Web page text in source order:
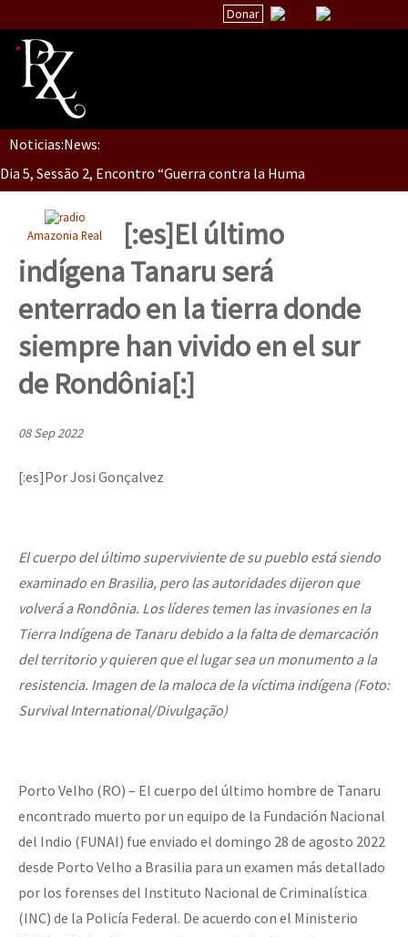
Donar
Inicio
Quiénes Somos
La palabra del EZLN
TEMAS
Chiapas
México
Latinoamérica
La Sexta
Megaproyectos
Presos
Mujeres
Fotorreportaje
Video
Otras secciones
Noticias:News:
Dia 5, Sessão 2, Encontro “Guerra contra la Humanidad”
Dia 5, sessão 1, do Encontro “Guerra contra a Humanidade”(As
Dia 2 do Encontro “Guerra contra a Humanidad”
Dia 1: Encontro “Guerra contra a Humanidade”
[CDMX – 20 julio] Jornadas globales por la libertad de Jesús
“Sonhando a Terra do Bem Virá” se publica no Estado Espanhol
Se o México sabe, que o mundo saiba! Nossas lutas pela
[25 abr – CDMX] Tokín por el CNI: 30 años de Resistencia y
Amazonia Real
[:es]El último
indígena Tanaru será
enterrado en la tierra donde
siempre han vivido en el sur
de Rondônia[:]
08 Sep 2022
[:es]Por Josi Gonçalvez
El cuerpo del último superviviente de su pueblo está siendo
examinado en Brasilia, pero las autoridades dijeron que
volverá a Rondônia. Los líderes temen las invasiones en la
Tierra Indígena de Tanaru debido a la falta de demarcación
del territorio y quieren que el lugar sea un monumento a la
resistencia. Imagen de la maloca de la víctima indígena (Foto:
Survival International/Divulgação)
Porto Velho (RO) – El cuerpo del último hombre de Tanaru
encontrado muerto por un equipo de la Fundación Nacional
del Indio (FUNAI) fue enviado el domingo 28 de agosto 2022
desde Porto Velho a Brasilia para un examen más detallado
por los forenses del Instituto Nacional de Criminalística
(INC) de la Policía Federal. De acuerdo con el Ministerio